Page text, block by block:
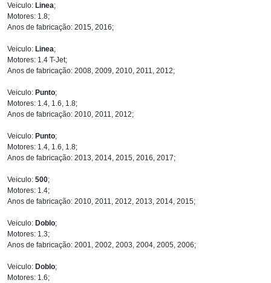
Veiculo: Linea;
Motores: 1.8;
Anos de fabricação: 2015, 2016;
Veiculo: Linea;
Motores: 1.4 T-Jet;
Anos de fabricação: 2008, 2009, 2010, 2011, 2012;
Veiculo: Punto;
Motores: 1.4, 1.6, 1.8;
Anos de fabricação: 2010, 2011, 2012;
Veiculo: Punto;
Motores: 1.4, 1.6, 1.8;
Anos de fabricação: 2013, 2014, 2015, 2016, 2017;
Veiculo: 500;
Motores: 1.4;
Anos de fabricação: 2010, 2011, 2012, 2013, 2014, 2015;
Veiculo: Doblo;
Motores: 1.3;
Anos de fabricação: 2001, 2002, 2003, 2004, 2005, 2006;
Veiculo: Doblo;
Motores: 1.6;